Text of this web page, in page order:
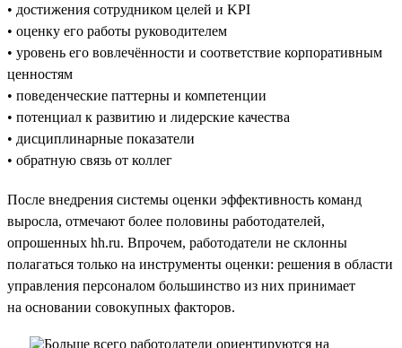
• достижения сотрудником целей и KPI
• оценку его работы руководителем
• уровень его вовлечённости и соответствие корпоративным
ценностям
• поведенческие паттерны и компетенции
• потенциал к развитию и лидерские качества
• дисциплинарные показатели
• обратную связь от коллег
После внедрения системы оценки эффективность команд
выросла, отмечают более половины работодателей,
опрошенных hh.ru. Впрочем, работодатели не склонны
полагаться только на инструменты оценки: решения в области
управления персоналом большинство из них принимает
на основании совокупных факторов.